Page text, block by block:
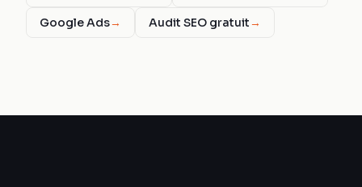
Google Ads→ Audit SEO gratuit→